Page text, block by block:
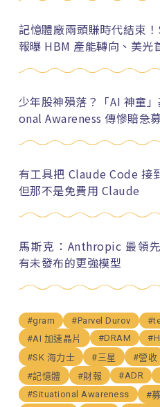
記憶體廠兩頭賺時代結束
報曝 HBM 產能轉向、美光
少年股神殞落？「AI 神童
onal Awareness 傳慘賠急
有工具把 Claude Code 接
但那不是免費用 Claude
馬斯克：Anthropic 最領
有未發布的更強模型
#gram #Parvel Durov
#AI 加速晶片
#DRAM
#SK 海力士
#三星 #營收
#記憶體
#財報 #ADR
#Situational Awareness
#